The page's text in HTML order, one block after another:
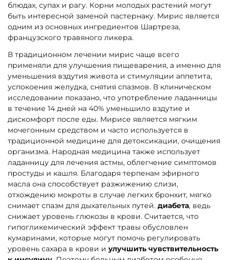
блюдах, супах и рагу. Корни молодых растений могут
быть интересной заменой пастернаку. Мирис является
одним из основных ингредиентов Шартреза,
французского травяного ликера.
В традиционном лечении мирис чаще всего
применяли для улучшения пищеварения, а именно для
уменьшения вздутия живота и стимуляции аппетита,
успокоения желудка, снятия спазмов. В клиническом
исследовании показано, что употребление ладанницы
в течение 14 дней на 40% уменьшило вздутие и
дискомфорт после еды. Мирисе является мягким
мочегонным средством и часто используется в
традиционной медицине для детоксикации, очищения
организма. Народная медицина также использует
ладанницу для лечения астмы, облегчение симптомов
простуды и кашля. Благодаря терпенам эфирного
масла она способствует разжижению слизи,
отхождению мокроты в случае легких бронхит, мягко
снимает спазм для дыхательных путей. диабета, ведь
снижает уровень глюкозы в крови. Считается, что
гипогликемический эффект травы обусловлен
кумаринами, которые могут помочь регулировать
уровень сахара в крови и улучшить чувствительность